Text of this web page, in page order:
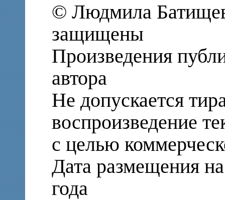
© Людмила
защищены
Произведения
автора
Не допускается
воспроизведение
с целью
Дата размещения
года